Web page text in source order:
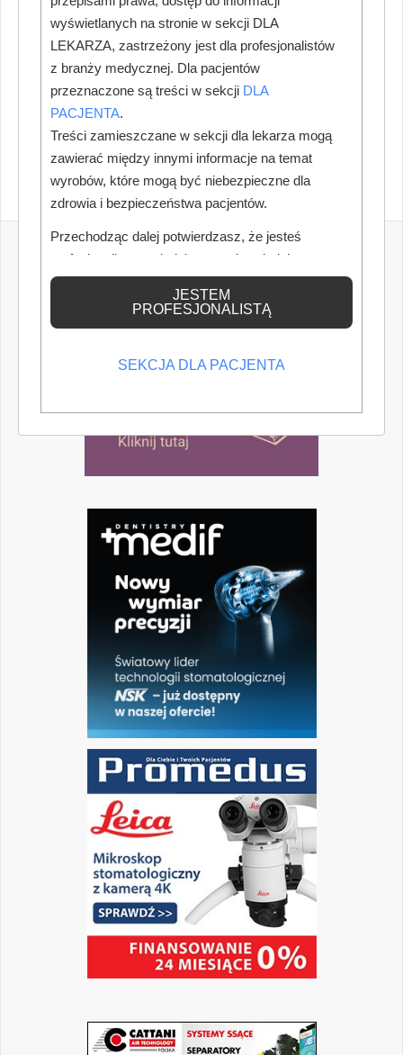
wyświetlanych na stronie w sekcji DLA
LEKARZA, zastrzeżony jest dla profesjonalistów
z branży medycznej. Dla pacjentów
przeznaczone są treści w sekcji DLA
PACJENTA.
Treści zamieszczane w sekcji dla lekarza mogą
zawierać między innymi informacje na temat
wyrobów, które mogą być niebezpieczne dla
zdrowia i bezpieczeństwa pacjentów.
Przechodząc dalej potwierdzasz, że jesteś
profesjonalistą posiadającym odpowiednią
wiedzę medyczną.
JESTEM
PROFESJONALISTĄ
SEKCJA DLA PACJENTA